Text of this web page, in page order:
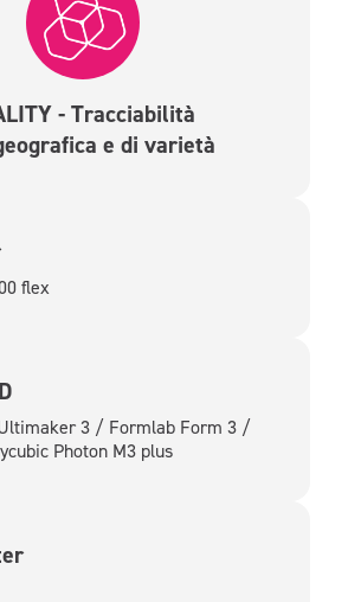
- Tracciabilità
e di varietà
flex
3 / Formlab Form 3 /
Photon M3 plus